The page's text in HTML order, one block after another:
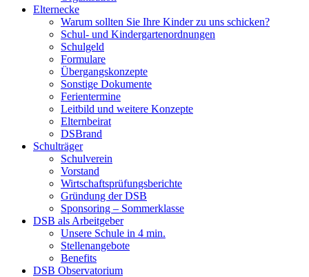
Elternecke
Warum sollten Sie Ihre Kinder zu uns schicken?
Schul- und Kindergartenordnungen
Schulgeld
Formulare
Übergangskonzepte
Sonstige Dokumente
Ferientermine
Leitbild und weitere Konzepte
Elternbeirat
DSBrand
Schulträger
Schulverein
Vorstand
Wirtschaftsprüfungsberichte
Gründung der DSB
Sponsoring – Sommerklasse
DSB als Arbeitgeber
Unsere Schule in 4 min.
Stellenangebote
Benefits
DSB Observatorium